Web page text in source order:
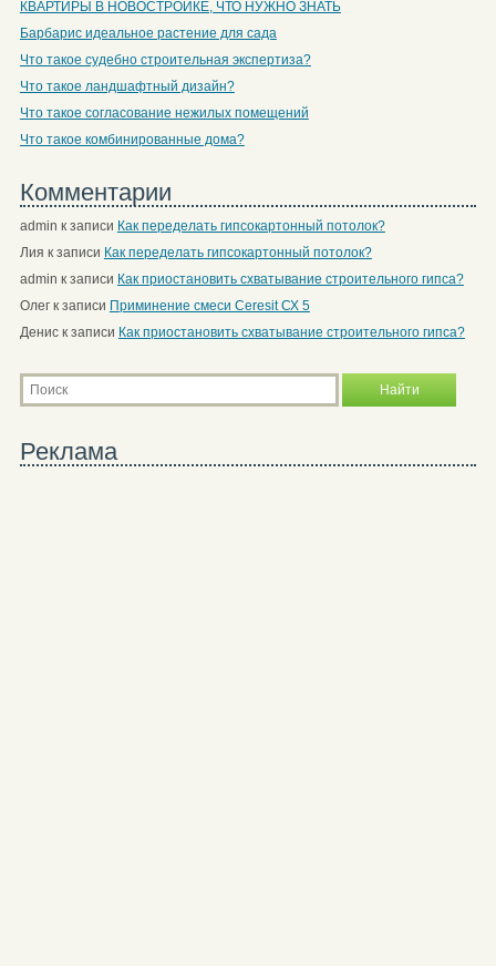
КВАРТИРЫ В НОВОСТРОЙКЕ, ЧТО НУЖНО ЗНАТЬ
Барбарис идеальное растение для сада
Что такое судебно строительная экспертиза?
Что такое ландшафтный дизайн?
Что такое согласование нежилых помещений
Что такое комбинированные дома?
Комментарии
admin к записи Как переделать гипсокартонный потолок?
Лия к записи Как переделать гипсокартонный потолок?
admin к записи Как приостановить схватывание строительного гипса?
Олегк записи Приминение смеси Ceresit СХ 5
Дениск записи Как приостановить схватывание строительного гипса?
Реклама